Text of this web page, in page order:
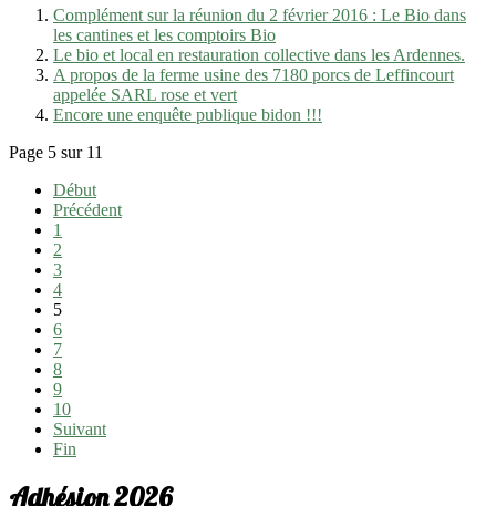
Complément sur la réunion du 2 février 2016 : Le Bio dans
les cantines et les comptoirs Bio
Le bio et local en restauration collective dans les Ardennes.
A propos de la ferme usine des 7180 porcs de Leffincourt
appelée SARL rose et vert
Encore une enquête publique bidon !!!
Page 5 sur 11
Début
Précédent
1
2
3
4
5
6
7
8
9
10
Suivant
Fin
Adhésion 2026